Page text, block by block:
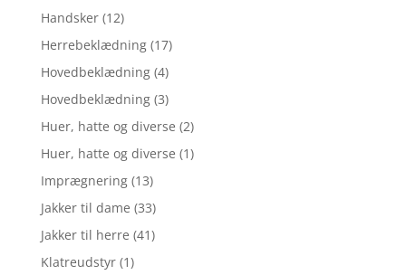
Handsker (12)
Herrebeklædning (17)
Hovedbeklædning (4)
Hovedbeklædning (3)
Huer, hatte og diverse (2)
Huer, hatte og diverse (1)
Imprægnering (13)
Jakker til dame (33)
Jakker til herre (41)
Klatreudstyr (1)